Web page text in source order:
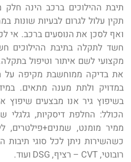
תיבת ההילוכים ברכב הינה חלק
תקין עלול לגרום לבעיות שונות
ואף לסכן את הנוסעים ברכב. אי
חשד לתקלה בתיבת ההילוכים
מקצועי לשם איתור וטיפול
את בדיקה ממוחשבת מקיפה
במדויק ולתת מענה מתאים.
בשיפוץ גיר אנו מבצעים שיפוץ
הכולל: החלפת דיסקיות, גלגלי
ממיר מומנט, שמנים+פילטרים,
כשהשירות ניתן לכל סוגי תיבות
רובוטי, CVT – רציף, DSG ועוד.